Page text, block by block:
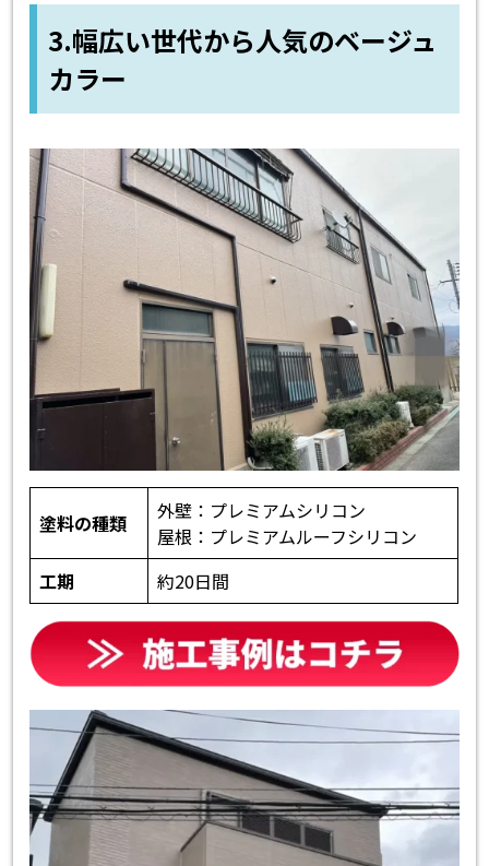
3.幅広い世代から人気のベージュ
カラー
塗料の種類
外壁：プレミアムシリコン
屋根：プレミアムルーフシリコン
工期
約20日間